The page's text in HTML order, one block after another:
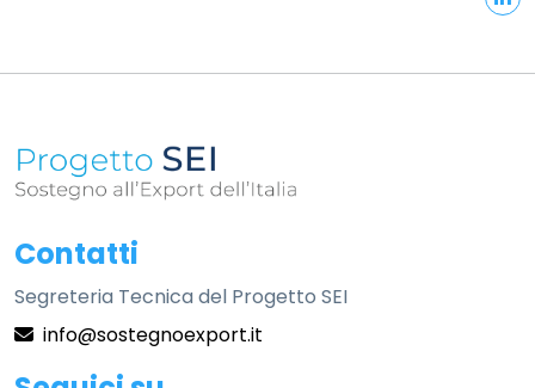
Informazioni sul sito
Contatti
Segreteria Tecnica del Progetto SEI
info@sostegnoexport.it